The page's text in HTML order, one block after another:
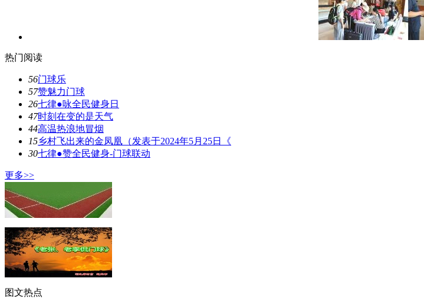
热门阅读
56门球乐
57赞魅力门球
26七律●咏全民健身日
47时刻在变的是天气
44高温热浪地冒烟
15乡村飞出来的金凤凰（发表于2024年5月25日《
30七律●赞全民健身-门球联动
更多>>
图文热点